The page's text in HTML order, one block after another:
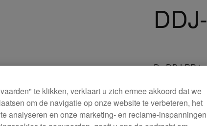
De DDJ-RR is
en deDDJ-RX
intuïtieve lay-
jogindicatoren
te klikken, verklaart u zich ermee akkoord dat we
om de navigatie op onze website te verbeteren, het
analyseren en onze marketing- en reclame-